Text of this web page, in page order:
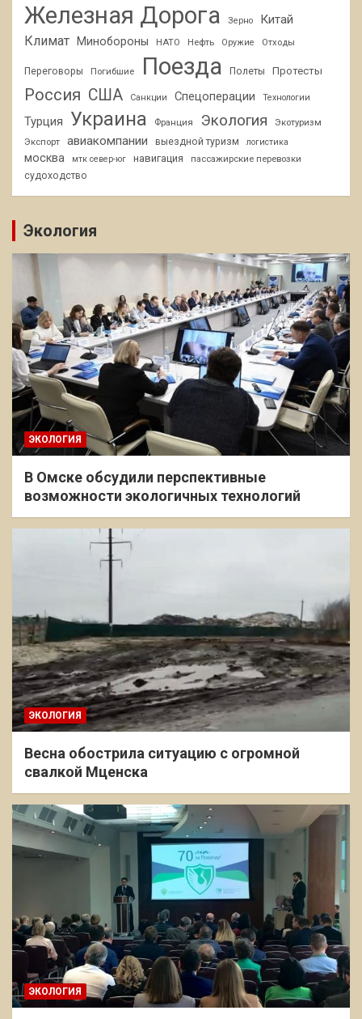
Железная Дорога Зерно Китай
Климат Минобороны НАТО Нефть Оружие Отходы
Переговоры Погибшие Поезда Полеты Протесты
Россия США Санкции Спецоперации Технологии
Турция Украина Франция Экология
Экотуризм
Экспорт
авиакомпании выездной туризм логистика
москва мтк север-юг навигация
пассажирские перевозки
судоходство
Экология
ЭКОЛОГИЯ
В Омске обсудили перспективные
возможности экологичных технологий
ЭКОЛОГИЯ
Весна обострила ситуацию с огромной
свалкой Мценска
ЭКОЛОГИЯ